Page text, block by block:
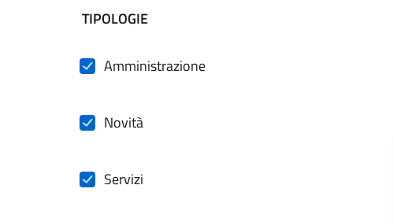
filtri da applicare
TIPOLOGIE
Amministrazione
Novità
Servizi